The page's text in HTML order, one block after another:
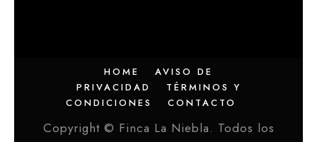
HOME
AVISO DE
PRIVACIDAD
TÉRMINOS Y
CONDICIONES
CONTACTO
Copyright © Finca La Niebla. Todos los